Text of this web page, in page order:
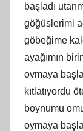
başladı
göğüslerimi
göbeğime
ayağımın
ovmaya
kıtlatıyordu
boynumu
oymaya